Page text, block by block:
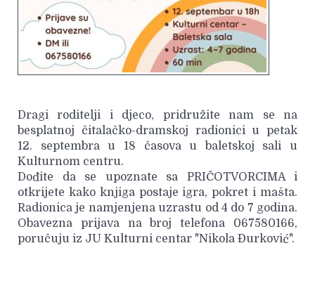
Dragi roditelji i djeco, pridružite nam se na
besplatnoj čitalačko-dramskoj radionici u petak
12. septembra u 18 časova u baletskoj sali u
Kulturnom centru.
Dođite da se upoznate sa PRIČOTVORCIMA i
otkrijete kako knjiga postaje igra, pokret i mašta.
Radionica je namjenjena uzrastu od 4 do 7 godina.
Obavezna prijava na broj telefona 067580166,
poručuju iz JU Kulturni centar "Nikola Đurković".